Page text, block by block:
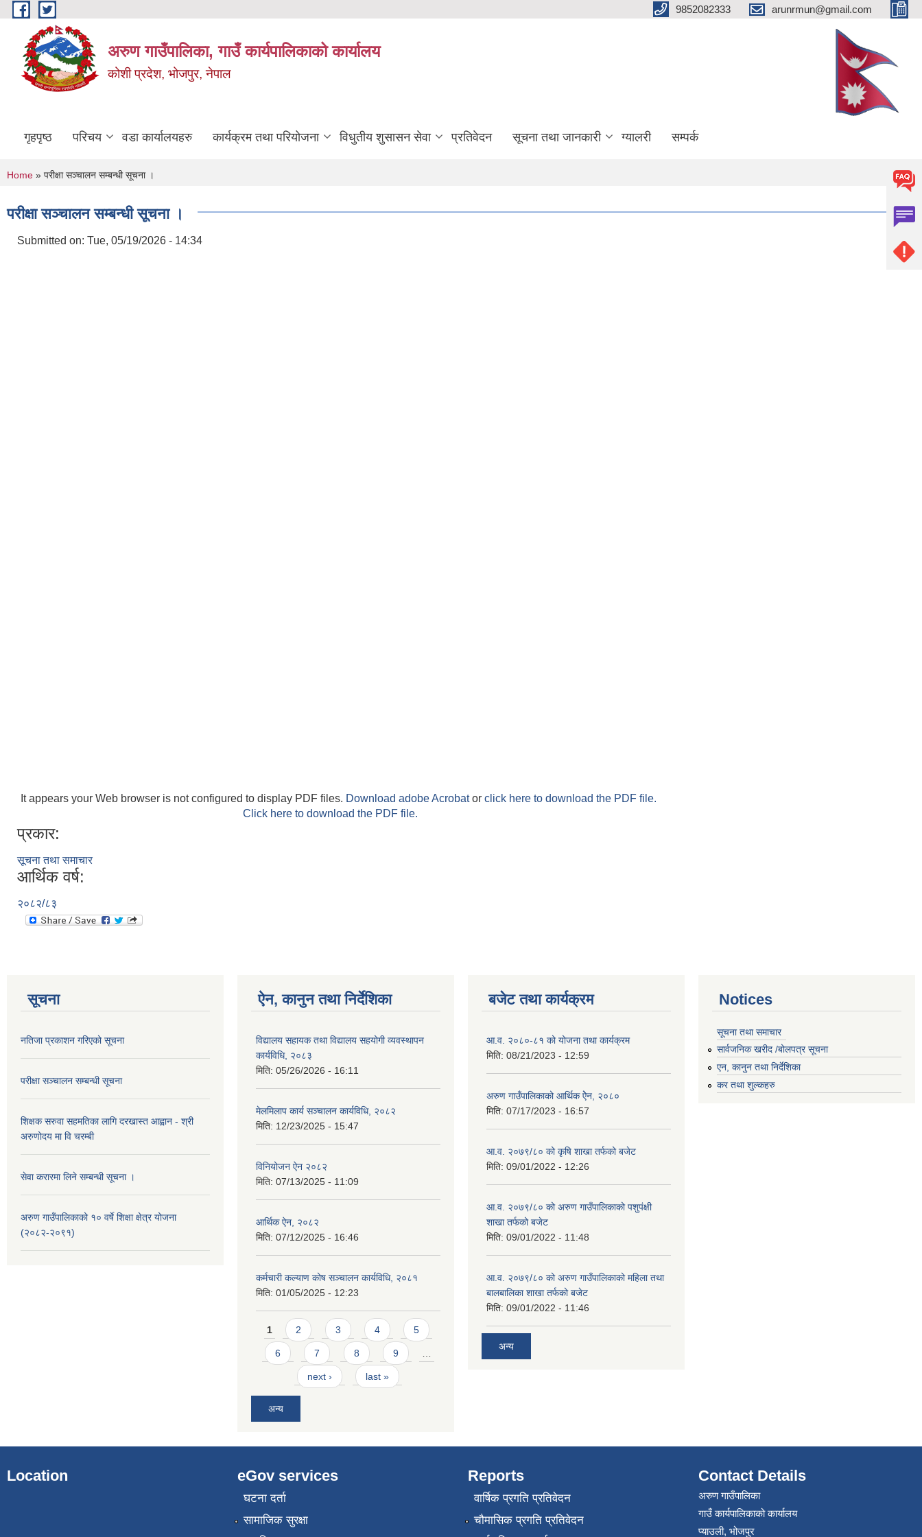
Skip to main content 9852082333 arunrmun@gmail.com
अरुण गाउँपालिका, गाउँ कार्यपालिकाको कार्यालय
कोशी प्रदेश, भोजपुर, नेपाल
गृहपृष्ठ परिचय वडा कार्यालयहरु कार्यक्रम तथा परियोजना विधुतीय शुसासन सेवा प्रतिवेदन सूचना तथा जानकारी ग्यालरी सम्पर्क
You are here
Home » परीक्षा सञ्चालन सम्बन्धी सूचना ।
परीक्षा सञ्चालन सम्बन्धी सूचना ।
Submitted on: Tue, 05/19/2026 - 14:34
It appears your Web browser is not configured to display PDF files. Download adobe Acrobator click here to download the PDF file.
Click here to download the PDF file.
प्रकार:
सूचना तथा समाचार
आर्थिक वर्ष:
२०८२/८३
सूचना
नतिजा प्रकाशन गरिएको सूचना
परीक्षा सञ्चालन सम्बन्धी सूचना
शिक्षक सरुवा सहमतिका लागि दरखास्त आह्वान - श्री
अरुणोदय मा वि चरम्बी
सेवा करारमा लिने सम्बन्धी सूचना ।
अरुण गाउँपालिकाको १० वर्षे शिक्षा क्षेत्र योजना
(२०८२-२०९१)
ऐन, कानुन तथा निर्देशिका
विद्यालय सहायक तथा विद्यालय सहयोगी व्यवस्थापन
कार्यविधि, २०८३
मिति: 05/26/2026 - 16:11
मेलमिलाप कार्य सञ्चालन कार्यविधि, २०८२
मिति: 12/23/2025 - 15:47
विनियोजन ऐन २०८२
मिति: 07/13/2025 - 11:09
आर्थिक ऐन, २०८२
मिति: 07/12/2025 - 16:46
कर्मचारी कल्याण कोष सञ्चालन कार्यविधि, २०८१
मिति: 01/05/2025 - 12:23
Pages
1 2 3 4 5
6 7 8 9 …
next › last »
अन्य
बजेट तथा कार्यक्रम
आ.व. २०८०-८१ को योजना तथा कार्यक्रम
मिति: 08/21/2023 - 12:59
अरुण गाउँपालिकाको आर्थिक ऐेन, २०८०
मिति: 07/17/2023 - 16:57
आ.व. २०७९/८० को कृषि शाखा तर्फको बजेट
मिति: 09/01/2022 - 12:26
आ.व. २०७९/८० को अरुण गाउँपालिकाको पशुपंक्षी
शाखा तर्फको बजेट
मिति: 09/01/2022 - 11:48
आ.व. २०७९/८० को अरुण गाउँपालिकाको महिला तथा
बालबालिका शाखा तर्फको बजेट
मिति: 09/01/2022 - 11:46
अन्य
Notices
सूचना तथा समाचार
सार्वजनिक खरीद /बोलपत्र सूचना
एन, कानुन तथा निर्देशिका
कर तथा शुल्कहरु
Location eGov services
घटना दर्ता
सामाजिक सुरक्षा
Reports
वार्षिक प्रगति प्रतिवेदन
चौमासिक प्रगति प्रतिवेदन
Contact Details
अरुण गाउँपालिका
गाउँ कार्यपालिकाको कार्यालय
प्याउली, भोजपुर